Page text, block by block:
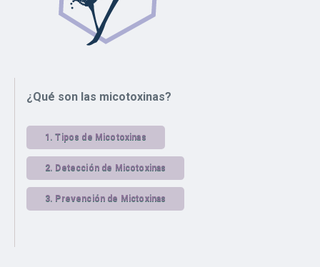
¿Qué son las micotoxinas?
1.Tipos de Micotoxinas
2. Detección de Micotoxinas
3. Prevención de Mictoxinas